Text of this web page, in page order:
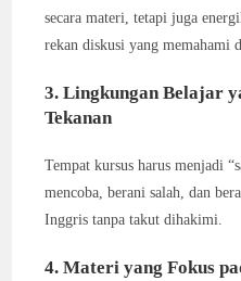
secara materi, tetapi juga
rekan diskusi yang memahami
3. Lingkungan Belajar
Tekanan
Tempat kursus harus menjadi
mencoba, berani salah, dan
Inggris tanpa takut dihakimi.
4. Materi yang Fokus